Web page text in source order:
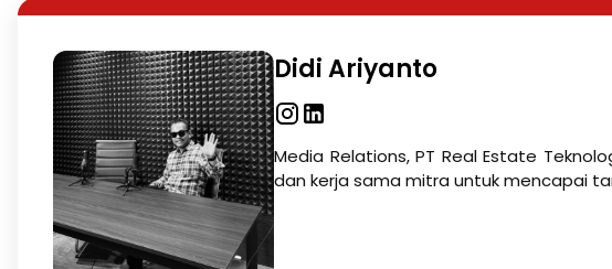
Didi Ariyanto
Media Relations, PT Real Estate
dan kerja sama mitra untuk mencapai